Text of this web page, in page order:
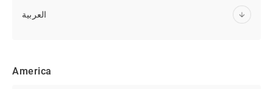
العربية
America